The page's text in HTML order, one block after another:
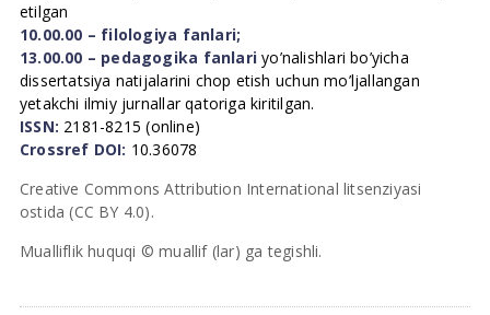
etilgan
10.00.00 – filologiya fanlari;
13.00.00 – pedagogika fanlari yo’nalishlari bo’yicha
dissertatsiya natijalarini chop etish uchun mo’ljallangan
yetakchi ilmiy jurnallar qatoriga kiritilgan.
ISSN: 2181-8215 (online)
Crossref DOI: 10.36078
Creative Commons Attribution International litsenziyasi
ostida (CC BY 4.0).
Mualliflik huquqi © muallif (lar) ga tegishli.